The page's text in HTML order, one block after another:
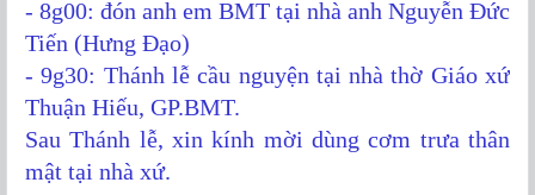
- 8g00: đón anh em BMT tại nhà anh Nguyễn Đức
Tiến (Hưng Đạo)
- 9g30: Thánh lễ cầu nguyện tại nhà thờ Giáo xứ
Thuận Hiếu, GP.BMT.
Sau Thánh lễ, xin kính mời dùng cơm trưa thân
mật tại nhà xứ.